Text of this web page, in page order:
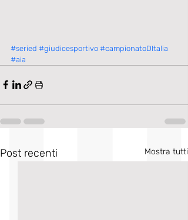
#seried #giudicesportivo #campionatoDItalia
#aia
Post recenti Mostra tutti